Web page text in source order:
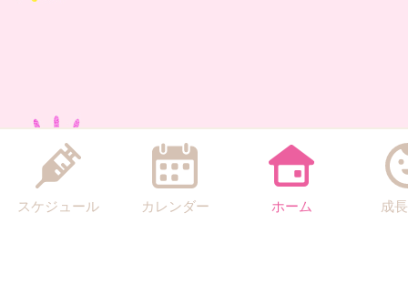
スケジュール カレンダー ホーム 成